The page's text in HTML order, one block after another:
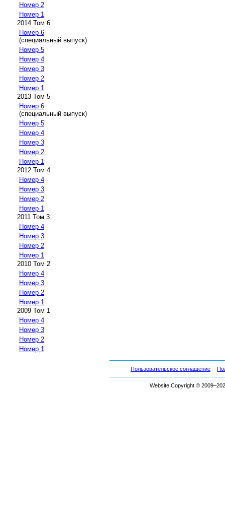
Номер 2
Номер 1
2014 Том 6
Номер 6
(специальный выпуск)
Номер 5
Номер 4
Номер 3
Номер 2
Номер 1
2013 Том 5
Номер 6
(специальный выпуск)
Номер 5
Номер 4
Номер 3
Номер 2
Номер 1
2012 Том 4
Номер 4
Номер 3
Номер 2
Номер 1
2011 Том 3
Номер 4
Номер 3
Номер 2
Номер 1
2010 Том 2
Номер 4
Номер 3
Номер 2
Номер 1
2009 Том 1
Номер 4
Номер 3
Номер 2
Номер 1
Пользовательское соглашение
Website Copyright ©